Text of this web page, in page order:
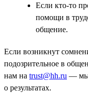
Если кто-то
помощи в
общение.
Если возникнут
подозрительное в
нам на trust@hh.ru — мы
о результатах.